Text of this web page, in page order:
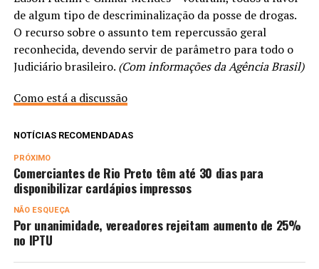
de algum tipo de descriminalização da posse de drogas.
O recurso sobre o assunto tem repercussão geral
reconhecida, devendo servir de parâmetro para todo o
Judiciário brasileiro. (Com informações da Agência Brasil)
Como está a discussão
NOTÍCIAS RECOMENDADAS
PRÓXIMO
Comerciantes de Rio Preto têm até 30 dias para
disponibilizar cardápios impressos
NÃO ESQUEÇA
Por unanimidade, vereadores rejeitam aumento de 25%
no IPTU